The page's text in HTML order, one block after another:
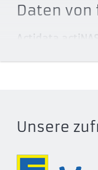
Daten
Actidata
50333200
50335200
Unsere